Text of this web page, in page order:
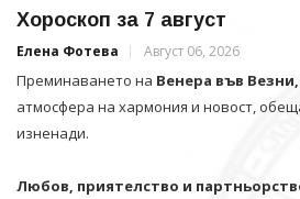
Хороскоп за 7 август
Елена Фотева Август 06, 2026
Преминаването на Венера във Везни,
атмосфера на хармония и новост,
изненади.
Любов, приятелство и